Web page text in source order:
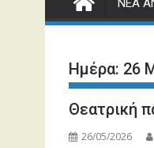
Ημέρα: 26
Θεατρική
26/05/2026